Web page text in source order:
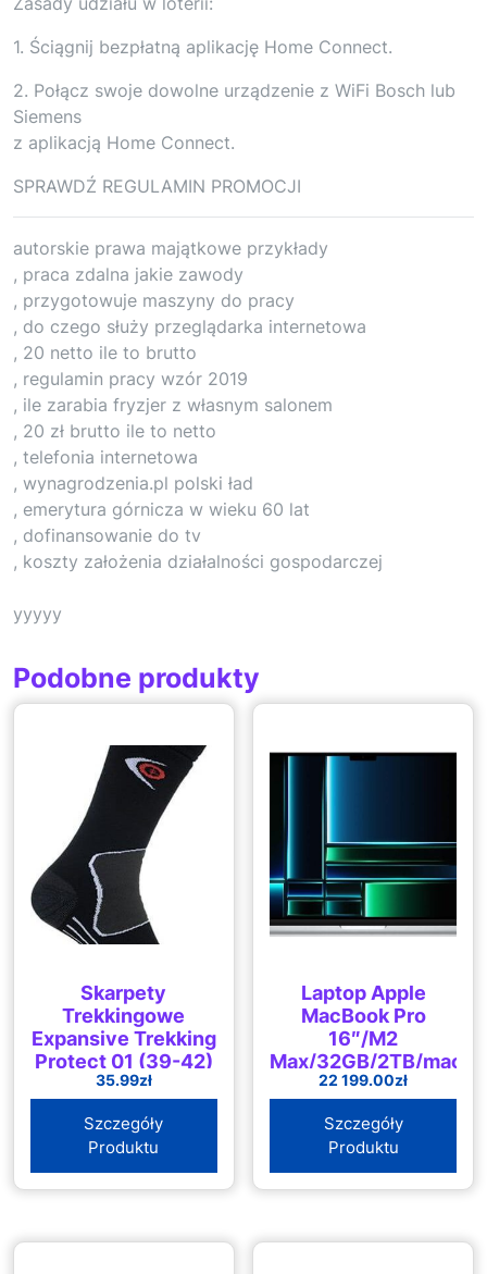
1. Ściągnij bezpłatną aplikację Home Connect.
2. Połącz swoje dowolne urządzenie z WiFi Bosch lub
Siemens
z aplikacją Home Connect.
SPRAWDŹ REGULAMIN PROMOCJI
autorskie prawa majątkowe przykłady
, praca zdalna jakie zawody
, przygotowuje maszyny do pracy
, do czego służy przeglądarka internetowa
, 20 netto ile to brutto
, regulamin pracy wzór 2019
, ile zarabia fryzjer z własnym salonem
, 20 zł brutto ile to netto
, telefonia internetowa
, wynagrodzenia.pl polski ład
, emerytura górnicza w wieku 60 lat
, dofinansowanie do tv
, koszty założenia działalności gospodarczej
yyyyy
Podobne produkty
Skarpety
Trekkingowe
Expansive Trekking
Protect 01 (39-42)
35.99zł
Szczegóły
Produktu
Laptop Apple
MacBook Pro
16″/M2
Max/32GB/2TB/
(MNWC3ZEAP1R1D2)
22 199.00zł
Szczegóły
Produktu